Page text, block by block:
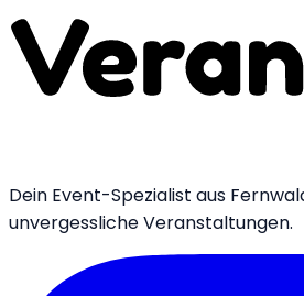
Dein Event-Spezialist aus
unvergessliche Veranstaltungen.